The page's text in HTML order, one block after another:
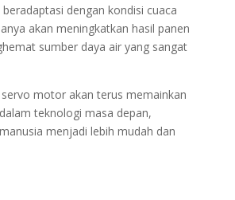
dengan kondisi cuaca
akan meningkatkan hasil panen
sumber daya air yang sangat
motor akan terus memainkan
teknologi masa depan,
menjadi lebih mudah dan